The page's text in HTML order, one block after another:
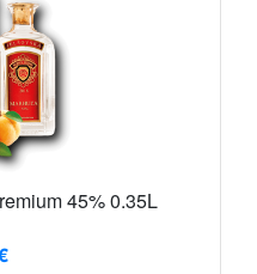
45% 0.35L